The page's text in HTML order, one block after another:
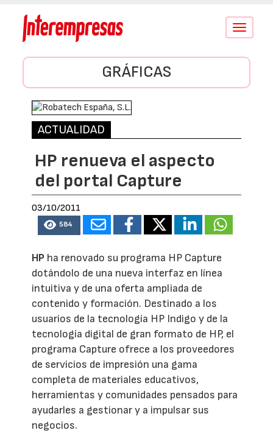
Conmutar
GRÁFICAS
ACTUALIDAD
HP renueva el aspecto
del portal Capture
03/10/2011
584
HP ha renovado su programa HP Capture
dotándolo de una nueva interfaz en línea
intuitiva y de una oferta ampliada de
contenido y formación. Destinado a los
usuarios de la tecnología HP Indigo y de la
tecnología digital de gran formato de HP, el
programa Capture ofrece a los proveedores
de servicios de impresión una gama
completa de materiales educativos,
herramientas y comunidades pensados para
ayudarles a gestionar y a impulsar sus
negocios.